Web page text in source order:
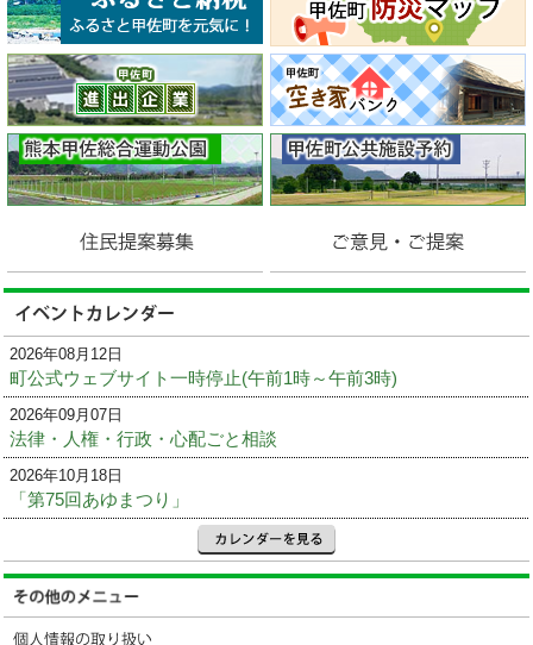
2026年08月12日
町公式ウェブサイト一時停止(午前1時～午前3時)
2026年09月07日
法律・人権・行政・心配ごと相談
2026年10月18日
「第75回あゆまつり」